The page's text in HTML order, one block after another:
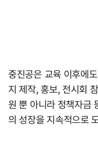
중진공은 교육 이후에
지 제작, 홍보, 전시회
원 뿐 아니라 정책자금
의 성장을 지속적으로